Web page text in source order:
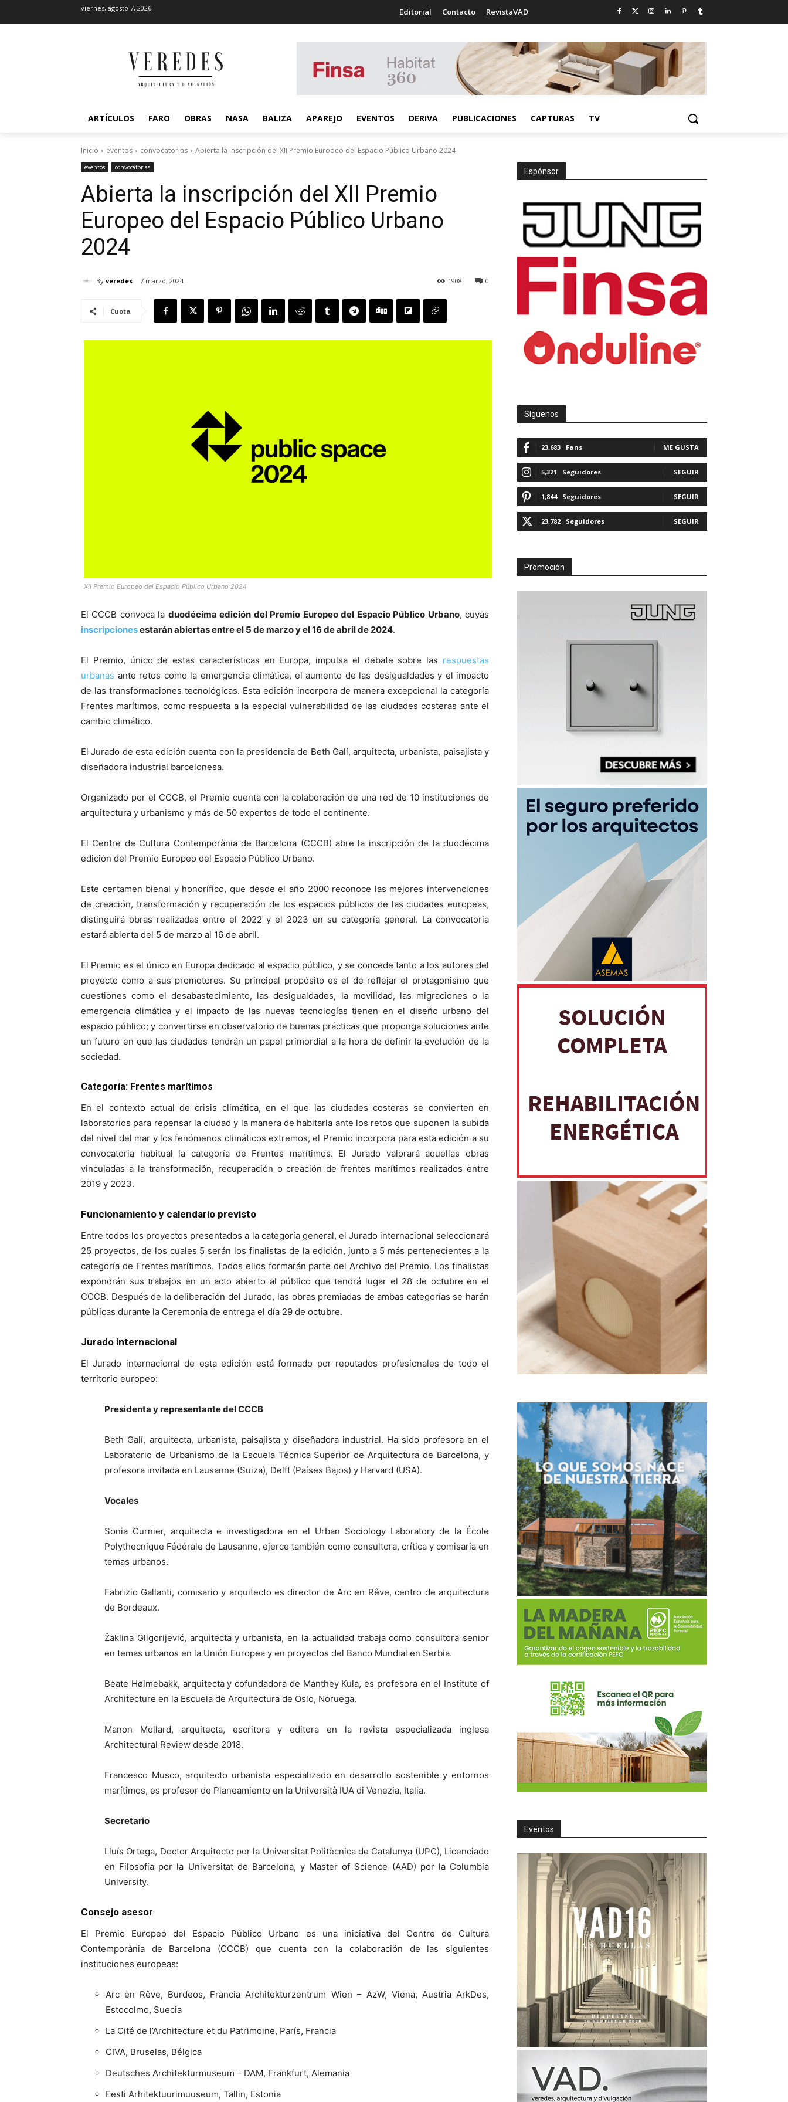
viernes, agosto 7, 2026 Editorial Contacto RevistaVAD
ARTÍCULOS FARO OBRAS NASA BALIZA APAREJO EVENTOS DERIVA PUBLICACIONES CAPTURAS TV
Inicio eventos convocatorias Abierta la inscripción del XII Premio Europeo del Espacio Público Urbano 2024
eventos convocatorias
Abierta la inscripción del XII Premio
Europeo del Espacio Público Urbano
2024
By veredes 7 marzo, 2024 0
1908
Cuota
XII Premio Europeo del Espacio Público Urbano 2024
El CCCB convoca la duodécima edición del Premio Europeo del Espacio Público Urbano, cuyas
inscripcionesestarán abiertas entre el 5 de marzo y el 16 de abril de 2024.
El Premio, único de estas características en Europa, impulsa el debate sobre las respuestas
urbanas ante retos como la emergencia climática, el aumento de las desigualdades y el impacto
de las transformaciones tecnológicas. Esta edición incorpora de manera excepcional la categoría
Frentes marítimos, como respuesta a la especial vulnerabilidad de las ciudades costeras ante el
cambio climático.
El Jurado de esta edición cuenta con la presidencia de Beth Galí, arquitecta, urbanista, paisajista y
diseñadora industrial barcelonesa.
Organizado por el CCCB, el Premio cuenta con la colaboración de una red de 10 instituciones de
arquitectura y urbanismo y más de 50 expertos de todo el continente.
El Centre de Cultura Contemporània de Barcelona (CCCB) abre la inscripción de la duodécima
edición del Premio Europeo del Espacio Público Urbano.
Este certamen bienal y honorífico, que desde el año 2000 reconoce las mejores intervenciones
de creación, transformación y recuperación de los espacios públicos de las ciudades europeas,
distinguirá obras realizadas entre el 2022 y el 2023 en su categoría general. La convocatoria
estará abierta del 5 de marzo al 16 de abril.
El Premio es el único en Europa dedicado al espacio público, y se concede tanto a los autores del
proyecto como a sus promotores. Su principal propósito es el de reflejar el protagonismo que
cuestiones como el desabastecimiento, las desigualdades, la movilidad, las migraciones o la
emergencia climática y el impacto de las nuevas tecnologías tienen en el diseño urbano del
espacio público; y convertirse en observatorio de buenas prácticas que proponga soluciones ante
un futuro en que las ciudades tendrán un papel primordial a la hora de definir la evolución de la
sociedad.
Categoría: Frentes marítimos
En el contexto actual de crisis climática, en el que las ciudades costeras se convierten en
laboratorios para repensar la ciudad y la manera de habitarla ante los retos que suponen la subida
del nivel del mar y los fenómenos climáticos extremos, el Premio incorpora para esta edición a su
convocatoria habitual la categoría de Frentes marítimos. El Jurado valorará aquellas obras
vinculadas a la transformación, recuperación o creación de frentes marítimos realizados entre
2019 y 2023.
Funcionamiento y calendario previsto
Entre todos los proyectos presentados a la categoría general, el Jurado internacional seleccionará
25 proyectos, de los cuales 5 serán los finalistas de la edición, junto a 5 más pertenecientes a la
categoría de Frentes marítimos. Todos ellos formarán parte del Archivo del Premio. Los finalistas
expondrán sus trabajos en un acto abierto al público que tendrá lugar el 28 de octubre en el
CCCB. Después de la deliberación del Jurado, las obras premiadas de ambas categorías se harán
públicas durante la Ceremonia de entrega el día 29 de octubre.
Jurado internacional
El Jurado internacional de esta edición está formado por reputados profesionales de todo el
territorio europeo:
Presidenta y representante del CCCB
Beth Galí, arquitecta, urbanista, paisajista y diseñadora industrial. Ha sido profesora en el
Laboratorio de Urbanismo de la Escuela Técnica Superior de Arquitectura de Barcelona, y
profesora invitada en Lausanne (Suiza), Delft (Países Bajos) y Harvard (USA).
Vocales
Sonia Curnier, arquitecta e investigadora en el Urban Sociology Laboratory de la École
Polythecnique Fédérale de Lausanne, ejerce también como consultora, crítica y comisaria en
temas urbanos.
Fabrizio Gallanti, comisario y arquitecto es director de Arc en Rêve, centro de arquitectura
de Bordeaux.
Žaklina Gligorijević, arquitecta y urbanista, en la actualidad trabaja como consultora senior
en temas urbanos en la Unión Europea y en proyectos del Banco Mundial en Serbia.
Beate Hølmebakk, arquitecta y cofundadora de Manthey Kula, es profesora en el Institute of
Architecture en la Escuela de Arquitectura de Oslo, Noruega.
Manon Mollard, arquitecta, escritora y editora en la revista especializada inglesa
Architectural Review desde 2018.
Francesco Musco, arquitecto urbanista especializado en desarrollo sostenible y entornos
marítimos, es profesor de Planeamiento en la Università IUA di Venezia, Italia.
Secretario
Lluís Ortega, Doctor Arquitecto por la Universitat Politècnica de Catalunya (UPC), Licenciado
en Filosofía por la Universitat de Barcelona, y Master of Science (AAD) por la Columbia
University.
Consejo asesor
El Premio Europeo del Espacio Público Urbano es una iniciativa del Centre de Cultura
Contemporània de Barcelona (CCCB) que cuenta con la colaboración de las siguientes
instituciones europeas:
Arc en Rêve, Burdeos, Francia Architekturzentrum Wien – AzW, Viena, Austria ArkDes,
Estocolmo, Suecia
La Cité de l’Architecture et du Patrimoine, París, Francia
CIVA, Bruselas, Bélgica
Deutsches Architekturmuseum – DAM, Frankfurt, Alemania
Eesti Arhitektuurimuuseum, Tallin, Estonia
Espónsor
Síguenos
23,683 Fans ME GUSTA
5,321 Seguidores SEGUIR
1,844 Seguidores SEGUIR
23,782 Seguidores SEGUIR
Promoción
Eventos